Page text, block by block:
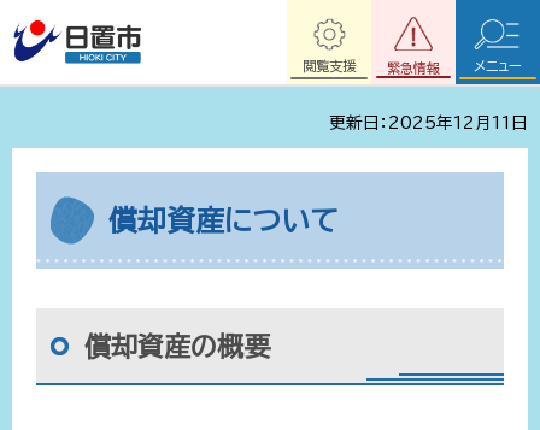
緊急情報
閲覧支援 メニュー
更新日：2025年12月11日
償却資産について
償却資産の概要